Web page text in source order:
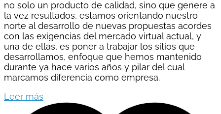
no solo un producto de calidad, sino que genere a
la vez resultados, estamos orientando nuestro
norte al desarrollo de nuevas propuestas acordes
con las exigencias del mercado virtual actual, y
una de ellas, es poner a trabajar los sitios que
desarrollamos, enfoque que hemos mantenido
durante ya hace varios años y pilar del cual
marcamos diferencia como empresa.
Leer más